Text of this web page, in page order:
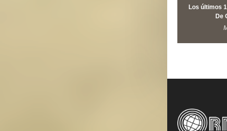
Los últimos
De